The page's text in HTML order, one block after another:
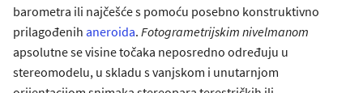
barometra ili najčešće s pomoću posebno konstruktivno
prilagođenih aneroida. Fotogrametrijskim nivelmanom
apsolutne se visine točaka neposredno određuju u
stereomodelu, u skladu s vanjskom i unutarnjom